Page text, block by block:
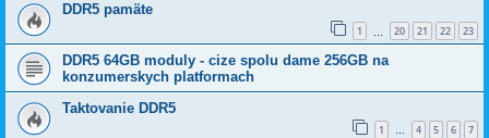
DDR5 pamäte
1 20 21 22 23
DDR5 64GB moduly - cize spolu dame 256GB na
konzumerskych platformach
Taktovanie DDR5
1 … 4 5 6 7